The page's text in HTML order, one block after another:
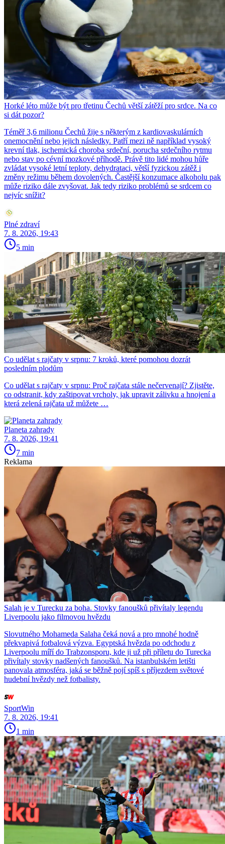
Horké léto může být pro třetinu Čechů větší zátěží pro srdce. Na co
si dát pozor?
Téměř 3,6 milionu Čechů žije s některým z kardiovaskulárních
onemocnění nebo jejich následky. Patří mezi ně například vysoký
krevní tlak, ischemická choroba srdeční, porucha srdečního rytmu
nebo stav po cévní mozkové příhodě. Právě tito lidé mohou hůře
zvládat vysoké letní teploty, dehydrataci, větší fyzickou zátěž i
změny režimu během dovolených. Častější konzumace alkoholu pak
může riziko dále zvyšovat. Jak tedy riziko problémů se srdcem co
nejvíc snížit?
Plné zdraví
7. 8. 2026, 19:43
5 min
Co udělat s rajčaty v srpnu: 7 kroků, které pomohou dozrát
posledním plodům
Co udělat s rajčaty v srpnu: Proč rajčata stále nečervenají? Zjistěte,
co odstranit, kdy zaštipovat vrcholy, jak upravit zálivku a hnojení a
která zelená rajčata už můžete …
Planeta zahrady
7. 8. 2026, 19:41
7 min
Reklama
Salah je v Turecku za boha. Stovky fanoušků přivítaly legendu
Liverpoolu jako filmovou hvězdu
Slovutného Mohameda Salaha čeká nová a pro mnohé hodně
překvapivá fotbalová výzva. Egyptská hvězda po odchodu z
Liverpoolu míří do Trabzonsporu, kde ji už při příletu do Turecka
přivítaly stovky nadšených fanoušků. Na istanbulském letišti
panovala atmosféra, jaká se běžně pojí spíš s příjezdem světové
hudební hvězdy než fotbalisty.
SportWin
7. 8. 2026, 19:41
1 min